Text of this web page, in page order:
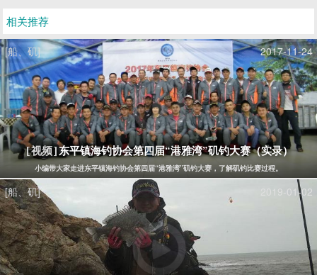
相关推荐
[船、矶] 2017-11-24
[视频]东平镇海钓协会第四届“港雅湾”矶钓大赛（实录）
小编带大家走进东平镇海钓协会第四届“港雅湾”矶钓大赛，了解矶钓比赛过程。
[船、矶] 2019-01-02